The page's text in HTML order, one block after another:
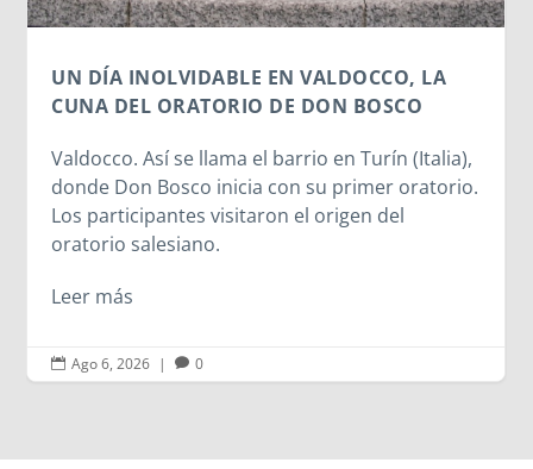
UN DÍA INOLVIDABLE EN VALDOCCO, LA
CUNA DEL ORATORIO DE DON BOSCO
Valdocco. Así se llama el barrio en Turín (Italia),
donde Don Bosco inicia con su primer oratorio.
Los participantes visitaron el origen del
oratorio salesiano.
Leer más
Ago 6, 2026 |  0